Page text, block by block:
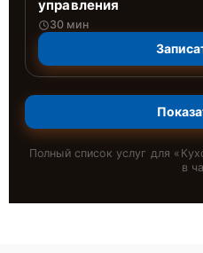
управления
30 мин
Полный список услуг для «
в